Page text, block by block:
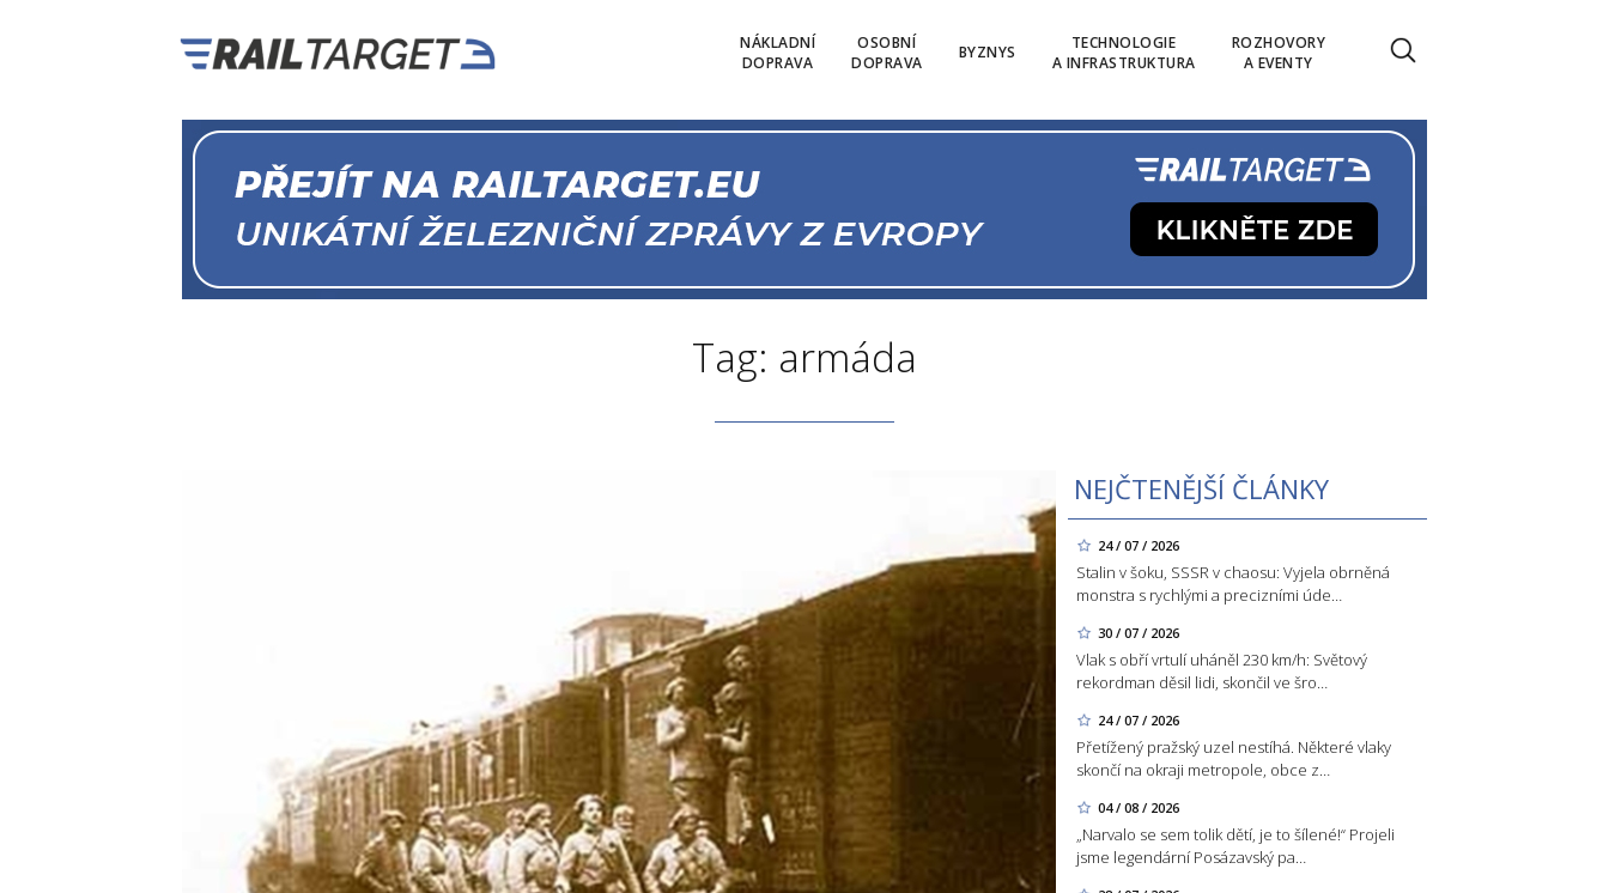
NÁKLADNÍ
DOPRAVA
OSOBNÍ
DOPRAVA
BYZNYS
TECHNOLOGIE
A INFRASTRUKTURA
ROZHOVORY
A EVENTY
Tag: armáda
NEJČTENĚJŠÍ ČLÁNKY
24 / 07 / 2026
Stalin v šoku, SSSR v chaosu: Vyjela obrněná
monstra s rychlými a precizními úde…
30 / 07 / 2026
Vlak s obří vrtulí uháněl 230 km/h: Světový
rekordman děsil lidi, skončil ve šro…
24 / 07 / 2026
Přetížený pražský uzel nestíhá. Některé vlaky
skončí na okraji metropole, obce z…
04 / 08 / 2026
„Narvalo se sem tolik dětí, je to šílené!“ Projeli
jsme legendární Posázavský pa…